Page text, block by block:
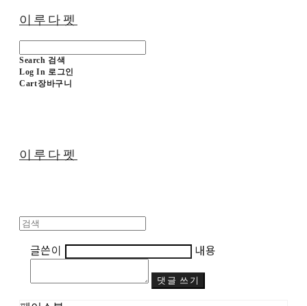
이루다펫
Search 검색
Log In 로그인
Cart장바구니
이루다펫
글쓴이 내용
댓글 쓰기